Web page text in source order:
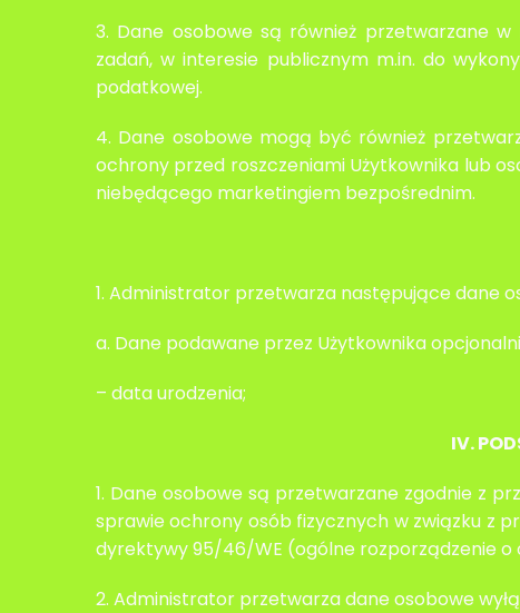
3. Dane osobowe są również przetwarzane
zadań, w interesie publicznym m.in. do
podatkowej.
4. Dane osobowe mogą być również
ochrony przed roszczeniami Użytkownika lub
niebędącego marketingiem bezpośrednim.
1. Administrator przetwarza następujące dane
a. Dane podawane przez Użytkownika
– data urodzenia;
IV.
1. Dane osobowe są przetwarzane zgodnie z
sprawie ochrony osób fizycznych w związku z
dyrektywy 95/46/WE (ogólne rozporządzenie o
2. Administrator przetwarza dane osobowe